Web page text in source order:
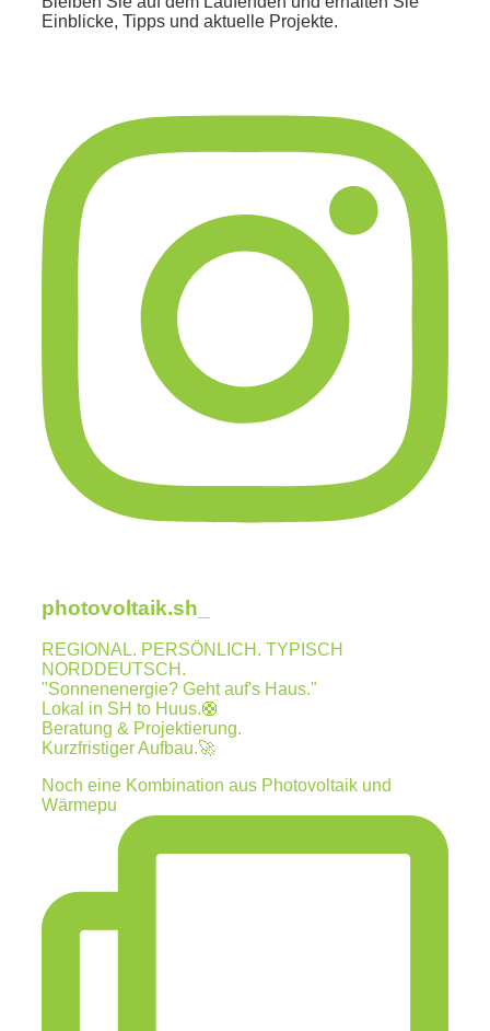
Einblicke, Tipps und aktuelle Projekte.
photovoltaik.sh_
REGIONAL. PERSÖNLICH. TYPISCH
NORDDEUTSCH.
"Sonnenenergie? Geht auf's Haus."
Lokal in SH to Huus.🛟
Beratung & Projektierung.
Kurzfristiger Aufbau.🚀
Noch eine Kombination aus Photovoltaik und
Wärmepu